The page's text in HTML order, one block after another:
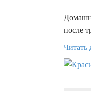
после
Читать